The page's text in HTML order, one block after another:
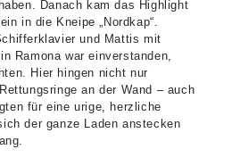
Danach kam das Highlight
in die Kneipe „Nordkap“.
und Mattis mit
Ramona war einverstanden,
Hier hingen nicht nur
an der Wand – auch
für eine urige, herzliche
der ganze Laden anstecken